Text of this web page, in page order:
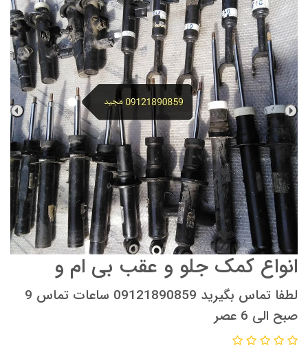
انواع کمک جلو و عقب بی ام و
لطفا تماس بگیرید 09121890859 ساعات تماس 9
صبح الی 6 عصر